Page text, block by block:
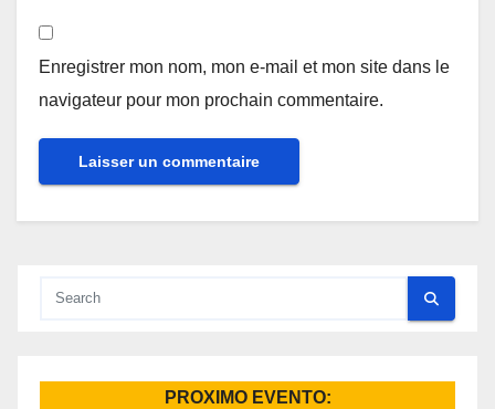
Enregistrer mon nom, mon e-mail et mon site dans le
navigateur pour mon prochain commentaire.
PROXIMO EVENTO: